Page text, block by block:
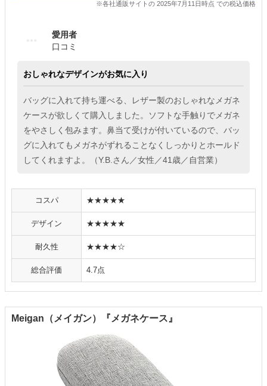
※各社通販サイトの 2025年7月11日時点 での税込価格
愛用者
口コミ
おしゃれなデザインがお気に入り
バッグに入れて持ち運べる、レザー製のおしゃれなメガネ
ケースが欲しくて購入しました。ソフトな手触りでメガネ
をやさしく包みます。鼻当て受けが付いているので、バッ
グに入れてもメガネがずれることなくしっかりとホールド
してくれますよ。（Y.B.さん／女性／41歳／自営業）
コスパ ★★★★★
デザイン ★★★★★
耐久性 ★★★★☆
総合評価 4.7点
Meigan（メイガン）『メガネケース』